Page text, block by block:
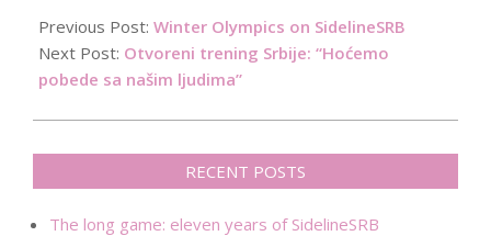
02-
22
Previous Post: Winter Olympics on SidelineSRB
Next Post: Otvoreni trening Srbije: “Hoćemo
pobede sa našim ljudima”
RECENT POSTS
The long game: eleven years of SidelineSRB